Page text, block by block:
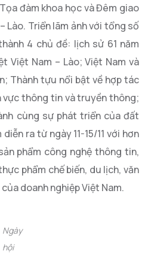
đàm khoa học và Đêm giao
Lào. Triển lãm ảnh với tổng số
4 chủ đề: lịch sử 61 năm
Việt Nam – Lào; Việt Nam và
Thành tựu nổi bật về hợp tác
vực thông tin và truyền thông;
cùng sự phát triển của đất
ra từ ngày 11-15/11 với hơn
phẩm công nghệ thông tin,
phẩm chế biến, du lịch, văn
doanh nghiệp Việt Nam.
Ngày
hội